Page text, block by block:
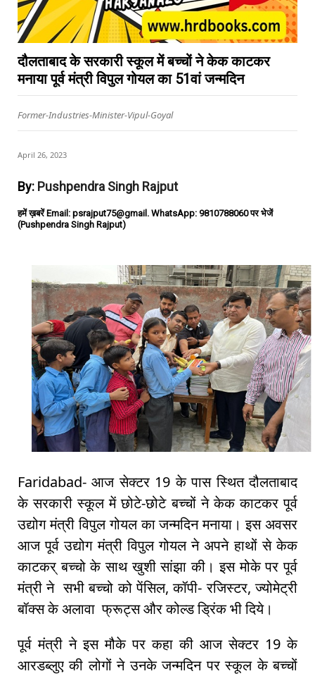
दौलताबाद के सरकारी स्कूल में बच्चों ने केक काटकर
मनाया पूर्व मंत्री विपुल गोयल का 51वां जन्मदिन
Former-Industries-Minister-Vipul-Goyal
April 26, 2023
By: Pushpendra Singh Rajput
हमें ख़बरें Email: psrajput75@gmail. WhatsApp: 9810788060 पर भेजें
(Pushpendra Singh Rajput)
Faridabad- आज सेक्टर 19 के पास स्थित दौलताबाद
के सरकारी स्कूल में छोटे-छोटे बच्चों ने केक काटकर पूर्व
उद्योग मंत्री विपुल गोयल का जन्मदिन मनाया। इस अवसर
आज पूर्व उद्योग मंत्री विपुल गोयल ने अपने हाथों से केक
काटकर् बच्चो के साथ खुशी सांझा की। इस मोके पर पूर्व
मंत्री ने सभी बच्चो को पेंसिल, कॉपी- रजिस्टर, ज्योमेट्री
बॉक्स के अलावा फ्रूट्स और कोल्ड ड्रिंक भी दिये।
पूर्व मंत्री ने इस मौके पर कहा की आज सेक्टर 19 के
आरडब्लुए की लोगों ने उनके जन्मदिन पर स्कूल के बच्चों